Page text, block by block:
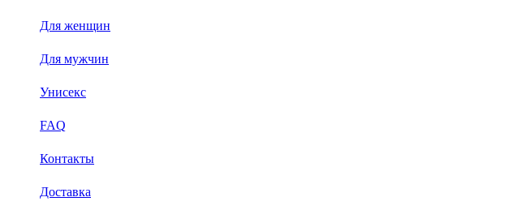
Для женщин
Для мужчин
Унисекс
FAQ
Контакты
Доставка